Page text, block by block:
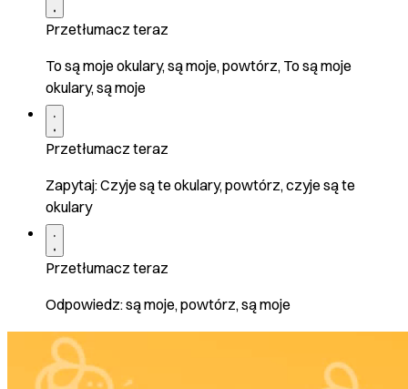
Przetłumacz teraz
To są moje okulary, są moje, powtórz, To są moje
okulary, są moje
Przetłumacz teraz
Zapytaj: Czyje są te okulary, powtórz, czyje są te
okulary
Przetłumacz teraz
Odpowiedz: są moje, powtórz, są moje